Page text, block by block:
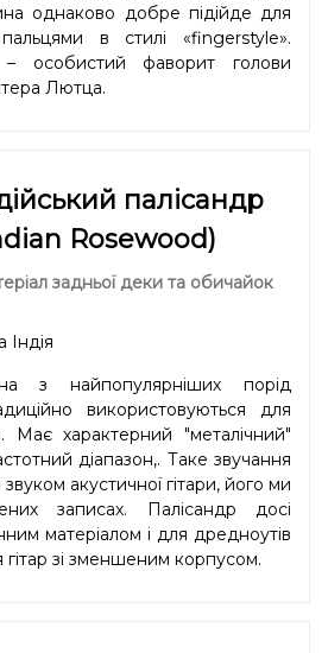
однаково добре підійде для
в стилі «fingerstyle».
– особистий фаворит голови
Лютца.
палісандр
Rosewood)
задньої деки та обичайок
з найпопулярніших порід
використовуються для
Має характерний "металічний"
діапазон,. Таке звучання
звуком акустичної гітари, його ми
записах. Палісандр досі
матеріалом і для дредноутів
зі зменшеним корпусом.